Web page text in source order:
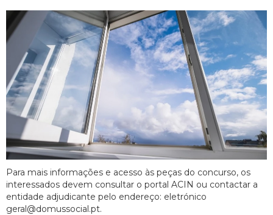
Para mais informações e acesso às peças do concurso, os
interessados devem consultar o portal ACIN ou contactar a
entidade adjudicante pelo endereço: eletrónico
geral@domussocial.pt.